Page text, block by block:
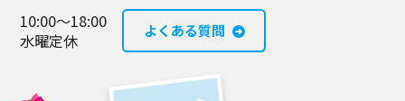
10:00～18:00
水曜定休
よくある質問